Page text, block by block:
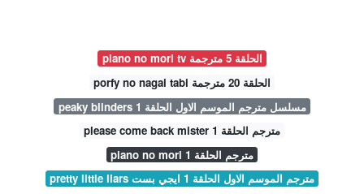
piano no mori tv الحلقة 5 مترجمة
porfy no nagai tabi الحلقة 20 مترجمة
peaky blinders مسلسل مترجم الموسم الاول الحلقة 1
please come back mister مترجم الحلقة 1
piano no mori مترجم الحلقة 1
pretty little liars مترجم الموسم الاول الحلقة 1 ايجي بست